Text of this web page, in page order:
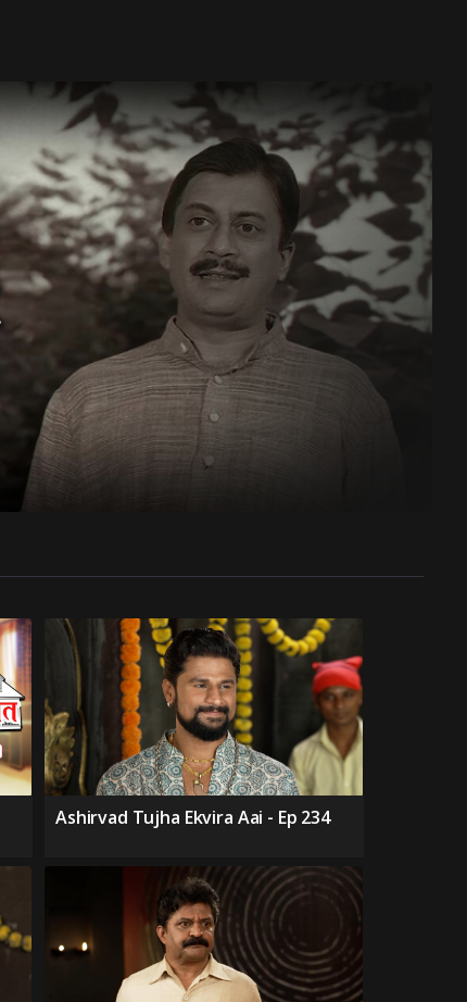
Ashirvad Tujha Ekvira Aai - Ep 234